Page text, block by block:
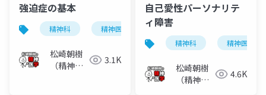
強迫症の基本
精神科 精神医学 強迫性障害
松崎朝樹
（精神科
3.1K
自己愛性パーソナリテ
ィ障害
精神科 精神医学
松崎朝樹
（精神科
4.6K